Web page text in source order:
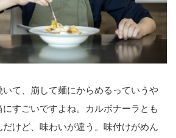
いて、崩して麺にからめるっていうや
にすごいですよね。カルボナーラとも
だけど、味わいが違う。味付けがめん